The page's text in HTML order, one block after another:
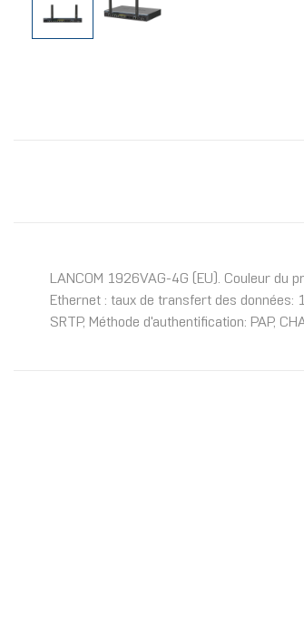
LANCOM 1926VAG-4G (EU). Couleur du
Ethernet : taux de transfert des données:
SRTP, Méthode d'authentification: PAP,